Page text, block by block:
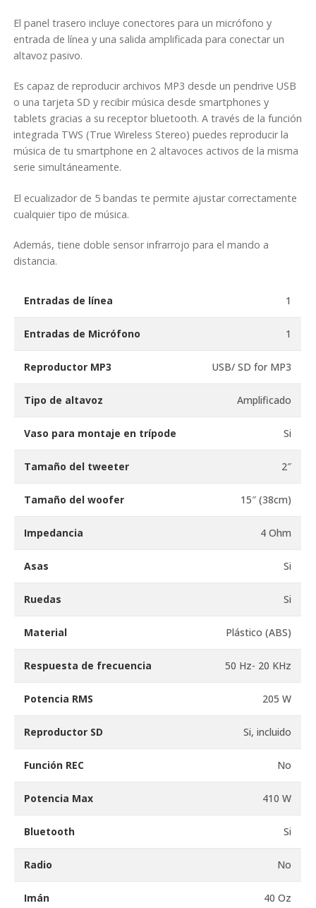
El panel trasero incluye conectores para un micrófono y
entrada de línea y una salida amplificada para conectar un
altavoz pasivo.
Es capaz de reproducir archivos MP3 desde un pendrive USB
o una tarjeta SD y recibir música desde smartphones y
tablets gracias a su receptor bluetooth. A través de la función
integrada TWS (True Wireless Stereo) puedes reproducir la
música de tu smartphone en 2 altavoces activos de la misma
serie simultáneamente.
El ecualizador de 5 bandas te permite ajustar correctamente
cualquier tipo de música.
Además, tiene doble sensor infrarrojo para el mando a
distancia.
Entradas de línea 1
Entradas de Micrófono 1
Reproductor MP3 USB/ SD for MP3
Tipo de altavoz Amplificado
Vaso para montaje en trípode Si
Tamaño del tweeter 2″
Tamaño del woofer 15″ (38cm)
Impedancia 4 Ohm
Asas Si
Ruedas Si
Material Plástico (ABS)
Respuesta de frecuencia 50 Hz- 20 KHz
Potencia RMS 205 W
Reproductor SD Si, incluido
Función REC No
Potencia Max 410 W
Bluetooth Si
Radio No
Imán 40 Oz